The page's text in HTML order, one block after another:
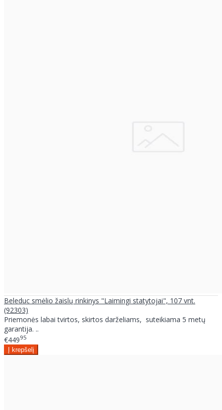
Beleduc smėlio žaislų rinkinys "Laimingi statytojai", 107 vnt.
(92303)
Priemonės labai tvirtos, skirtos darželiams, suteikiama 5 metų
garantija. ..
€44995